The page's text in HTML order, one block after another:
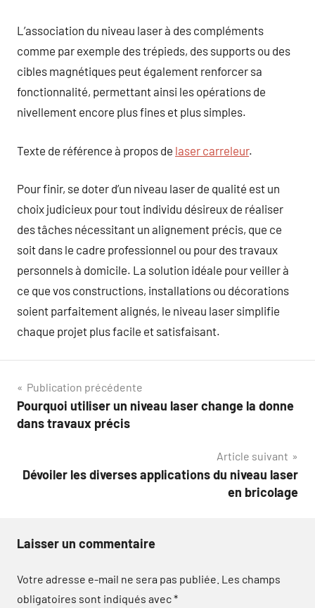
L’association du niveau laser à des compléments
comme par exemple des trépieds, des supports ou des
cibles magnétiques peut également renforcer sa
fonctionnalité, permettant ainsi les opérations de
nivellement encore plus fines et plus simples.
Texte de référence à propos de laser carreleur.
Pour finir, se doter d’un niveau laser de qualité est un
choix judicieux pour tout individu désireux de réaliser
des tâches nécessitant un alignement précis, que ce
soit dans le cadre professionnel ou pour des travaux
personnels à domicile. La solution idéale pour veiller à
ce que vos constructions, installations ou décorations
soient parfaitement alignés, le niveau laser simplifie
chaque projet plus facile et satisfaisant.
Navigation
de
Publication précédente
Pourquoi utiliser un niveau laser change la donne
dans travaux précis
Article suivant
Dévoiler les diverses applications du niveau laser
en bricolage
Laisser un commentaire
Votre adresse e-mail ne sera pas publiée. Les champs
obligatoires sont indiqués avec*